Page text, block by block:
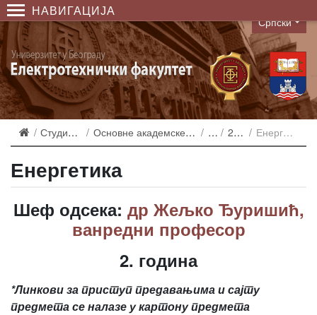
НАВИГАЦИЈА
Language
Српски
Студирање Основне академске студије ЕР 2013 Енергетика
Енергетика
Шеф одсека: др Жељко Ђуришић,
ванредни професор
2. година
*Линкови за приступ предавањима и сајту
предмета се налазе у картону предмета